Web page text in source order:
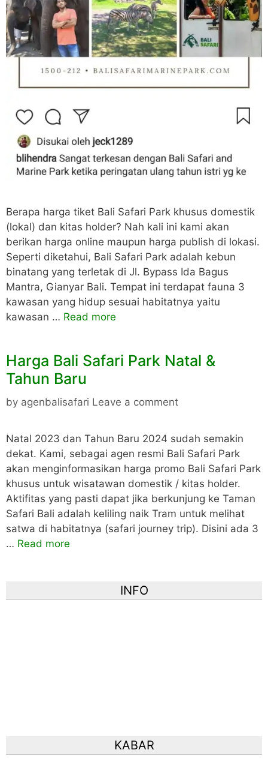
Berapa harga tiket Bali Safari Park khusus domestik
(lokal) dan kitas holder? Nah kali ini kami akan
berikan harga online maupun harga publish di lokasi.
Seperti diketahui, Bali Safari Park adalah kebun
binatang yang terletak di Jl. Bypass Ida Bagus
Mantra, Gianyar Bali. Tempat ini terdapat fauna 3
kawasan yang hidup sesuai habitatnya yaitu
kawasan … Read more
Harga Bali Safari Park Natal &
Tahun Baru
by agenbalisafari Leave a comment
Natal 2023 dan Tahun Baru 2024 sudah semakin
dekat. Kami, sebagai agen resmi Bali Safari Park
akan menginformasikan harga promo Bali Safari Park
khusus untuk wisatawan domestik / kitas holder.
Aktifitas yang pasti dapat jika berkunjung ke Taman
Safari Bali adalah keliling naik Tram untuk melihat
satwa di habitatnya (safari journey trip). Disini ada 3
… Read more
INFO